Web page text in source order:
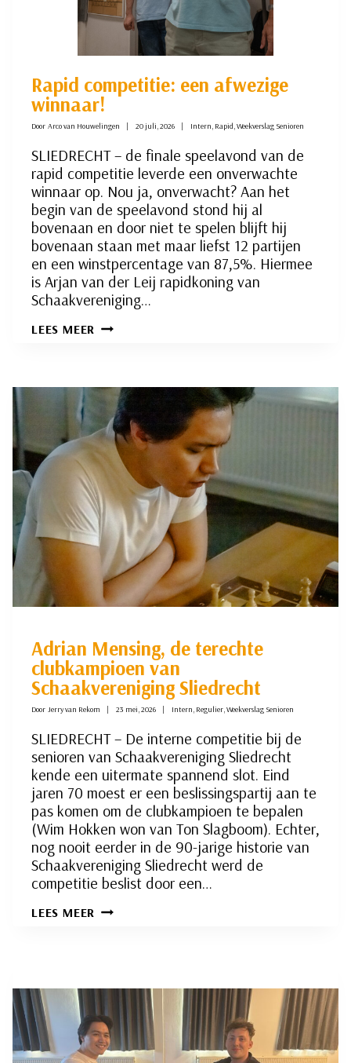
Rapid competitie: een afwezige
winnaar!
Door Arco van Houwelingen 20 juli, 2026 Intern, Rapid,Weekverslag Senioren
SLIEDRECHT – de finale speelavond van de
rapid competitie leverde een onverwachte
winnaar op. Nou ja, onverwacht? Aan het
begin van de speelavond stond hij al
bovenaan en door niet te spelen blijft hij
bovenaan staan met maar liefst 12 partijen
en een winstpercentage van 87,5%. Hiermee
is Arjan van der Leij rapidkoning van
Schaakvereniging…
LEES MEER RAPID
Adrian Mensing, de terechte
clubkampioen van
Schaakvereniging Sliedrecht
Door Jerry van Rekom 23 mei, 2026 Intern, Regulier,Weekverslag Senioren
SLIEDRECHT – De interne competitie bij de
senioren van Schaakvereniging Sliedrecht
kende een uitermate spannend slot. Eind
jaren 70 moest er een beslissingspartij aan te
pas komen om de clubkampioen te bepalen
(Wim Hokken won van Ton Slagboom). Echter,
nog nooit eerder in de 90-jarige historie van
Schaakvereniging Sliedrecht werd de
competitie beslist door een…
LEES MEER ADRIAN
SCHAAKVERENIGING
SLIEDRECHT